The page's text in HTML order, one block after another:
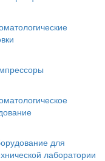
для
лаборатории